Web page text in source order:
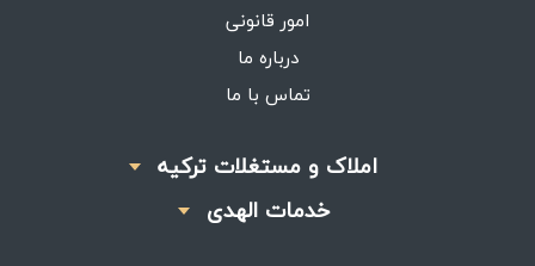
امور قانونی
درباره ما
تماس با ما
املاک و مستغلات ترکیه
خدمات الهدی